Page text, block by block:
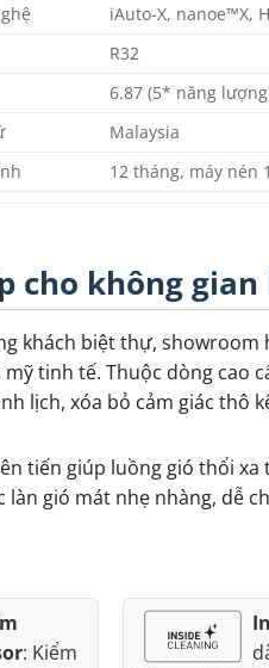
iAuto-X, nanoe™X,
R32
6.87 (5* năng
Malaysia
12 tháng, máy nén
cho không
khách biệt thự, showroom
tinh tế. Thuộc dòng cao
lịch, xóa bỏ cảm giác thô
tiến giúp luồng gió thổi
gió mát nhẹ nhàng, dễ
: Kiểm